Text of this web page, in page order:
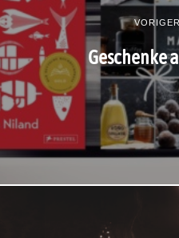
Geschenke